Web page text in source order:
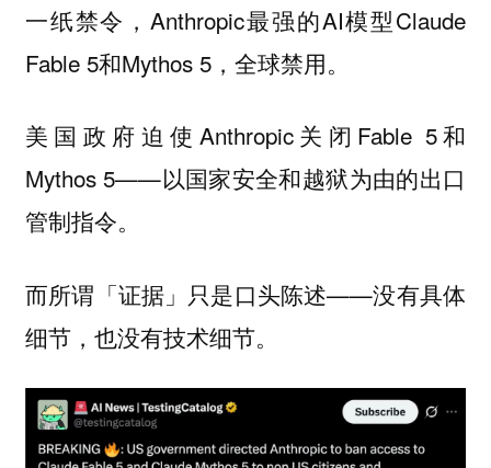
一纸禁令，Anthropic最强的AI模型Claude
Fable 5和Mythos 5，全球禁用。
美国政府迫使Anthropic关闭Fable 5和
Mythos 5——以国家安全和越狱为由的出口
管制指令。
而所谓「证据」只是口头陈述——没有具体
细节，也没有技术细节。